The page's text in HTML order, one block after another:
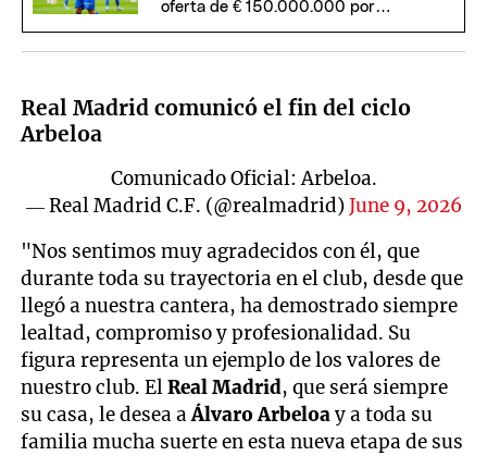
oferta de € 150.000.000 por
Real Madrid comunicó el fin del ciclo
Arbeloa
Comunicado Oficial: Arbeloa.
— Real Madrid C.F. (@realmadrid)June 9, 2026
"Nos sentimos muy agradecidos con él, que
durante toda su trayectoria en el club, desde que
llegó a nuestra cantera, ha demostrado siempre
lealtad, compromiso y profesionalidad. Su
figura representa un ejemplo de los valores de
nuestro club. ElReal Madrid, que será siempre
su casa, le desea aÁlvaro Arbeloay a toda su
familia mucha suerte en esta nueva etapa de sus